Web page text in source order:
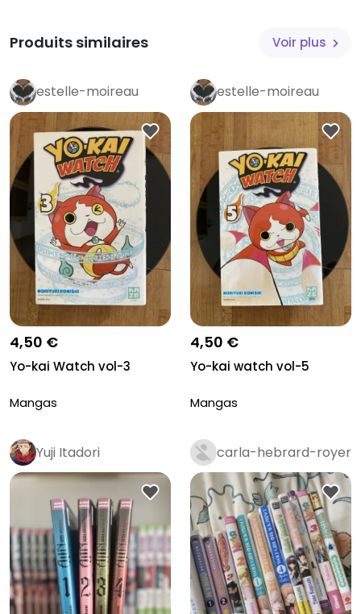
Produits similaires Voir plus
estelle-moireau
4,50 €
Yo-kai Watch vol-3
Mangas
estelle-moireau
4,50 €
Yo-kai watch vol-5
Mangas
Yuji Itadori carla-hebrard-royer